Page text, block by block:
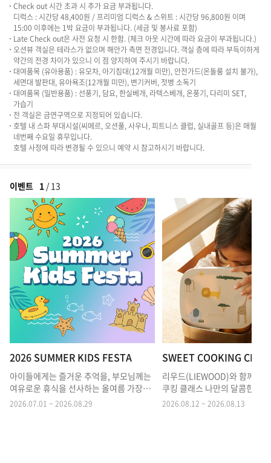
Check out 시간 초과 시 추가 요금 부과됩니다.
디럭스 : 시간당 48,400원 / 프리미엄 디럭스 & 스위트 : 시간당 96,800원 이며
15:00 이후에는 1박 요금이 부과됩니다. (세금 및 봉사료 포함)
Late Check out은 사전 요청 시 한함. (체크 아웃 시간에 따라 요금이 부과됩니다.)
오션뷰 객실은 테라스가 없으며 해안가 측면 전경입니다. 객실 층에 따라 부득이하게
약간의 전경 차이가 있으니 이 점 양지하여 주시기 바랍니다.
대여품목 (유아용품) : 유모차, 아기침대(12개월 미만), 안전가드(온돌룸 설치 불가),
세면대 발판대, 유아욕조(12개월 미만), 변기커버, 젓병 소독기
대여품목 (일반용품) : 선풍기, 담요, 한실베개, 라텍스베개, 온풍기, 다리미 SET,
가습기
전 객실은 금연구역으로 지정되어 있습니다.
호텔 내 스파 부대시설(씨메르, 오션풀, 사우나, 피트니스 클럽, 실내골프 등)은 매월
네번째 수요일 휴무입니다.
호텔 사정에 따라 변경될 수 있으니 예약 시 참고하시기 바랍니다.
이벤트 1 /13
2026 SUMMER KIDS FESTA
아이들에게는 즐거운 추억을, 부모님께는
여유로운 휴식을 선사하는 올여름 가장
특별한 키즈 이벤트를 만나보세요.
2026.07.01 ~ 2026.08.29
리우드(LIEWOOD)와 함께하
쿠킹 클래스 나만의 달콤한 디
만들기
2026.08.12 ~ 2026.08.13